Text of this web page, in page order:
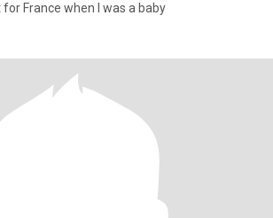
for France when I was a baby